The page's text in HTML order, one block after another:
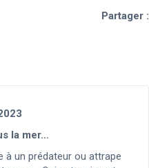
Partager :
la mer…
à un prédateur ou attrape